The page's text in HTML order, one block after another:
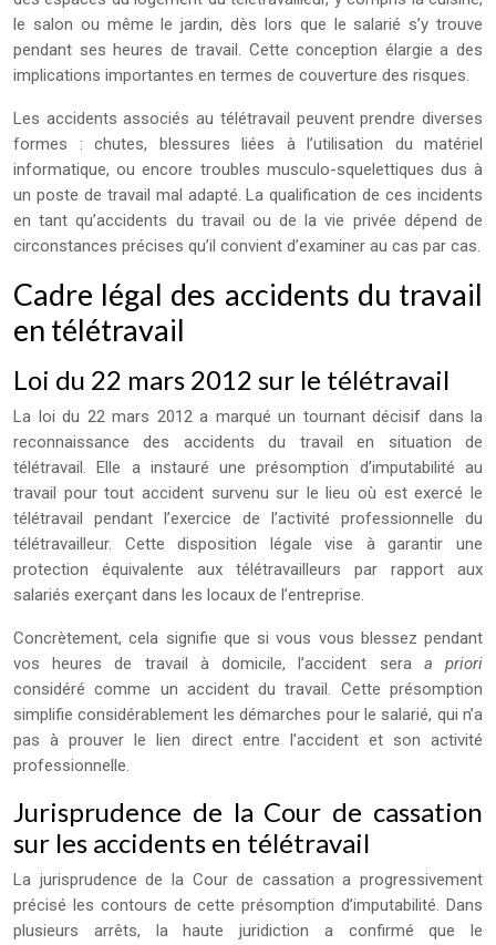
le salon ou même le jardin, dès lors que le salarié s’y trouve
pendant ses heures de travail. Cette conception élargie a des
implications importantes en termes de couverture des risques.
Les accidents associés au télétravail peuvent prendre diverses
formes : chutes, blessures liées à l’utilisation du matériel
informatique, ou encore troubles musculo-squelettiques dus à
un poste de travail mal adapté. La qualification de ces incidents
en tant qu’accidents du travail ou de la vie privée dépend de
circonstances précises qu’il convient d’examiner au cas par cas.
Cadre légal des accidents du travail
en télétravail
Loi du 22 mars 2012 sur le télétravail
La loi du 22 mars 2012 a marqué un tournant décisif dans la
reconnaissance des accidents du travail en situation de
télétravail. Elle a instauré une présomption d’imputabilité au
travail pour tout accident survenu sur le lieu où est exercé le
télétravail pendant l’exercice de l’activité professionnelle du
télétravailleur. Cette disposition légale vise à garantir une
protection équivalente aux télétravailleurs par rapport aux
salariés exerçant dans les locaux de l’entreprise.
Concrètement, cela signifie que si vous vous blessez pendant
vos heures de travail à domicile, l’accident sera a priori
considéré comme un accident du travail. Cette présomption
simplifie considérablement les démarches pour le salarié, qui n’a
pas à prouver le lien direct entre l’accident et son activité
professionnelle.
Jurisprudence de la Cour de cassation
sur les accidents en télétravail
La jurisprudence de la Cour de cassation a progressivement
précisé les contours de cette présomption d’imputabilité. Dans
plusieurs arrêts, la haute juridiction a confirmé que le